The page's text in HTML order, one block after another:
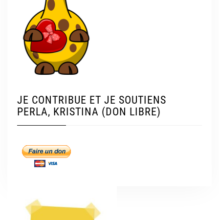
JE CONTRIBUE ET JE SOUTIENS
PERLA, KRISTINA (DON LIBRE)